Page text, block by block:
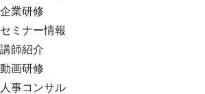
企業研修
セミナー情報
講師紹介
動画研修
人事コンサル